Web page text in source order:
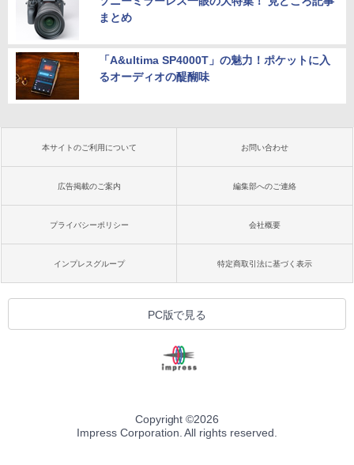
まとめ
「A&ultima SP4000T」の魅力！ポケットに入
るオーディオの醍醐味
本サイトのご利用について お問い合わせ
広告掲載のご案内 編集部へのご連絡
プライバシーポリシー 会社概要
インプレスグループ 特定商取引法に基づく表示
PC版で見る
Copyright ©2026
Impress Corporation. All rights reserved.